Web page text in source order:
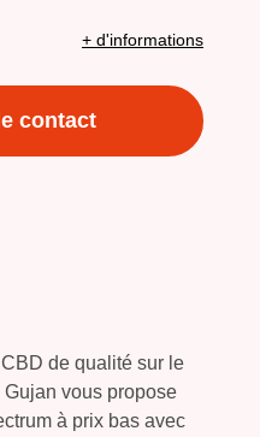
+ d'informations
contact
de qualité sur le
vous propose
à prix bas avec